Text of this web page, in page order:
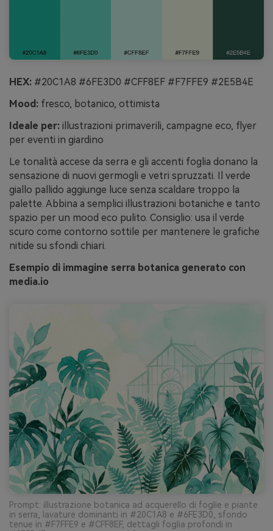
HEX: #20C1A8 #6FE3D0 #CFF8EF #F7FFE9 #2E5B4E
Mood: fresco, botanico, ottimista
Ideale per: illustrazioni primaverili, campagne eco, flyer
per eventi in giardino
Le tonalità accese da serra e gli accenti foglia donano la
sensazione di nuovi germogli e vetri spruzzati. Il verde
giallo pallido aggiunge luce senza scaldare troppo la
palette. Abbina a semplici illustrazioni botaniche e tanto
spazio per un mood eco pulito. Consiglio: usa il verde
scuro come contorno sottile per mantenere le grafiche
nitide su sfondi chiari.
Esempio di immagine serra botanica generato con
media.io
Prompt: illustrazione botanica ad acquerello di foglie e piante
in serra, lavature dominanti in #20C1A8 e #6FE3D0, sfondo
tenue in #F7FFE9 e #CFF8EF, dettagli foglia profondi in